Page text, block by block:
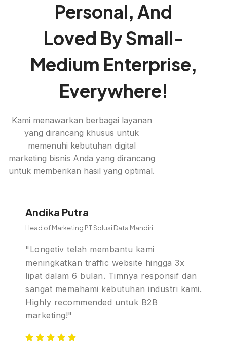
Personal, And
Loved By Small-
Medium Enterprise,
Everywhere!
Kami menawarkan berbagai layanan
yang dirancang khusus untuk
memenuhi kebutuhan digital
marketing bisnis Anda yang dirancang
untuk memberikan hasil yang optimal.
Andika Putra
Head of Marketing PT Solusi Data Mandiri
"Longetiv telah membantu kami
meningkatkan traffic website hingga 3x
lipat dalam 6 bulan. Timnya responsif dan
sangat memahami kebutuhan industri kami.
Highly recommended untuk B2B
marketing!"